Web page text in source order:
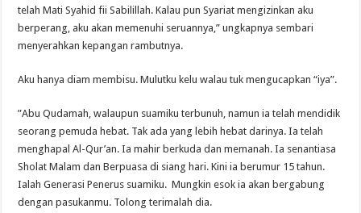
telah Mati Syahid fii Sabilillah. Kalau pun Syariat mengizinkan aku
berperang, aku akan memenuhi seruannya,” ungkapnya sembari
menyerahkan kepangan rambutnya.
Aku hanya diam membisu. Mulutku kelu walau tuk mengucapkan “iya”.
”Abu Qudamah, walaupun suamiku terbunuh, namun ia telah mendidik
seorang pemuda hebat. Tak ada yang lebih hebat darinya. Ia telah
menghapal Al-Qur’an. Ia mahir berkuda dan memanah. Ia senantiasa
Sholat Malam dan Berpuasa di siang hari. Kini ia berumur 15 tahun.
Ialah Generasi Penerus suamiku. Mungkin esok ia akan bergabung
dengan pasukanmu. Tolong terimalah dia.